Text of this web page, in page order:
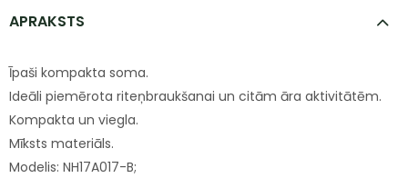
APRAKSTS
Īpaši kompakta soma.
Ideāli piemērota riteņbraukšanai un citām āra aktivitātēm.
Kompakta un viegla.
Mīksts materiāls.
Modelis: NH17A017-B;